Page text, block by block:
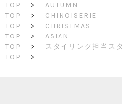
TOP
>
AUTUMN
TOP
>
CHINOISERIE
TOP
>
CHRISTMAS
TOP
>
ASIAN
TOP
>
スタイリング担当ス
TOP
>